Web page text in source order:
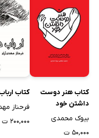
کتاب هنر دوست
داشتن خود
بیوک محمدی
۵۰,۰۰۰ ت
کتاب
فرحناز
۲۰۰,۰۰۰ ت